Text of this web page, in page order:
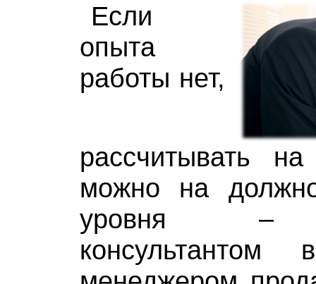
Если
опыта
работы нет,
рассчитывать
можно на
уровня –
консультантом